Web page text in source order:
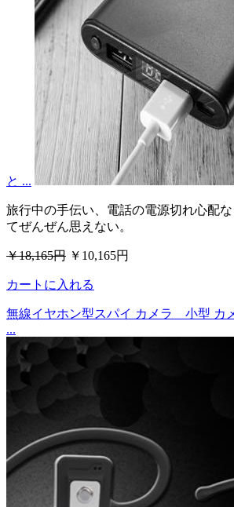
と ...
旅行中の手伝い、電話の電源切れ心配
てぜんぜん思えない。
￥18,165円 ￥10,165円
カートに入れる
無線イヤホン型スパイ カメラ 小型 カ
...